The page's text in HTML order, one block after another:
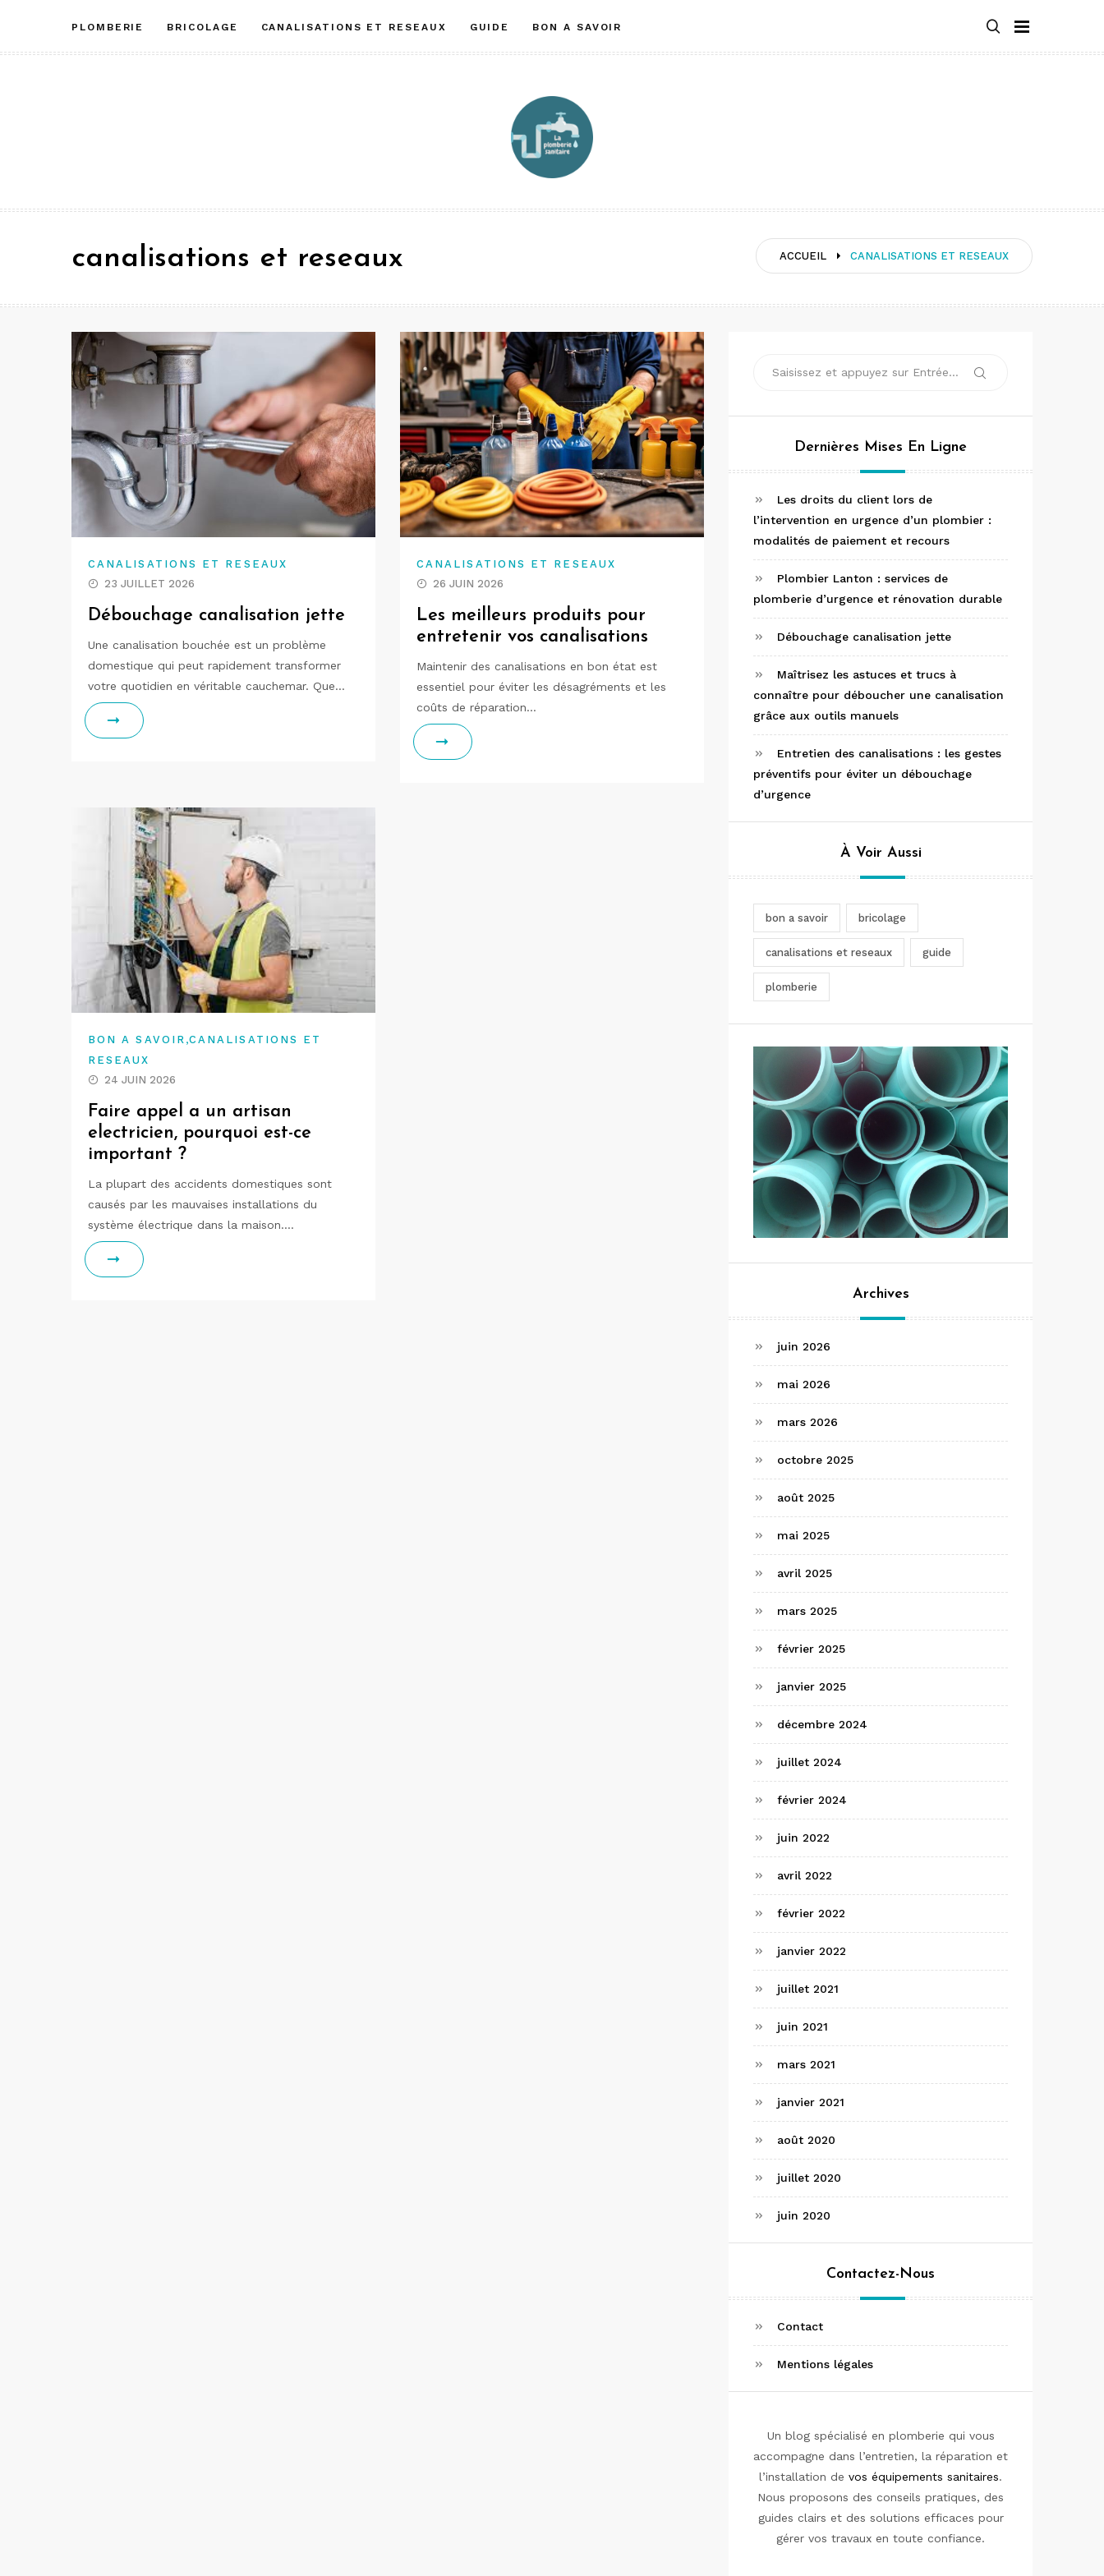
contenu
PLOMBERIE BRICOLAGE CANALISATIONS ET RESEAUX GUIDE BON A SAVOIR
ACCUEIL CANALISATIONS ET RESEAUX
canalisations et reseaux
CANALISATIONS ET RESEAUX
23 JUILLET 2026
Débouchage canalisation jette
Une canalisation bouchée est un problème
domestique qui peut rapidement transformer
votre quotidien en véritable cauchemar. Que…
CANALISATIONS ET RESEAUX
26 JUIN 2026
Les meilleurs produits pour
entretenir vos canalisations
Maintenir des canalisations en bon état est
essentiel pour éviter les désagréments et les
coûts de réparation…
BON A SAVOIR ,CANALISATIONS ET
RESEAUX
24 JUIN 2026
Faire appel a un artisan
electricien, pourquoi est-ce
important ?
La plupart des accidents domestiques sont
causés par les mauvaises installations du
système électrique dans la maison.…
Rechercher
Dernières Mises En Ligne
Les droits du client lors de
l’intervention en urgence d’un plombier :
modalités de paiement et recours
Plombier Lanton : services de
plomberie d’urgence et rénovation durable
Débouchage canalisation jette
Maîtrisez les astuces et trucs à
connaître pour déboucher une canalisation
grâce aux outils manuels
Entretien des canalisations : les gestes
préventifs pour éviter un débouchage
d’urgence
À Voir Aussi
bon a savoir bricolage
canalisations et reseaux guide
plomberie
Archives
juin 2026
mai 2026
mars 2026
octobre 2025
août 2025
mai 2025
avril 2025
mars 2025
février 2025
janvier 2025
décembre 2024
juillet 2024
février 2024
juin 2022
avril 2022
février 2022
janvier 2022
juillet 2021
juin 2021
mars 2021
janvier 2021
août 2020
juillet 2020
juin 2020
Contactez-Nous
Contact
Mentions légales
Un blog spécialisé en plomberie qui vous
accompagne dans l’entretien, la réparation et
l’installation de vos équipements sanitaires.
Nous proposons des conseils pratiques, des
guides clairs et des solutions efficaces pour
gérer vos travaux en toute confiance.